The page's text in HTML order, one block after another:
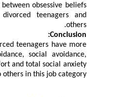
between obsessive beliefs
teenagers and
others.
Conclusion:
teenagers have more
social avoidance,
and total social anxiety
others in this job category.